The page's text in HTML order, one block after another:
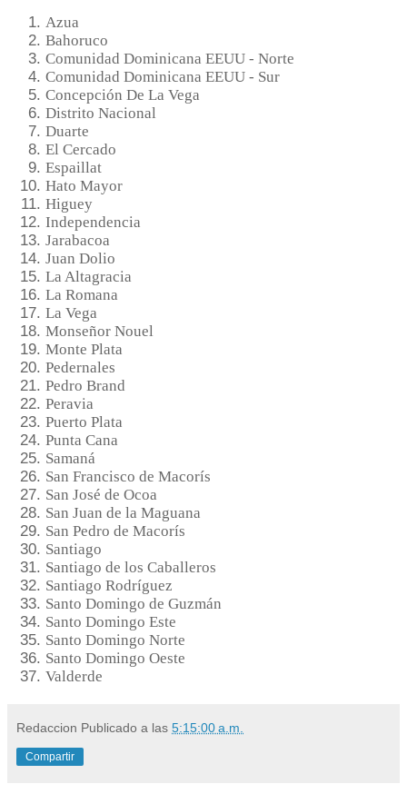
Azua
Bahoruco
Comunidad Dominicana EEUU - Norte
Comunidad Dominicana EEUU - Sur
Concepción De La Vega
Distrito Nacional
Duarte
El Cercado
Espaillat
Hato Mayor
Higuey
Independencia
Jarabacoa
Juan Dolio
La Altagracia
La Romana
La Vega
Monseñor Nouel
Monte Plata
Pedernales
Pedro Brand
Peravia
Puerto Plata
Punta Cana
Samaná
San Francisco de Macorís
San José de Ocoa
San Juan de la Maguana
San Pedro de Macorís
Santiago
Santiago de los Caballeros
Santiago Rodríguez
Santo Domingo de Guzmán
Santo Domingo Este
Santo Domingo Norte
Santo Domingo Oeste
Valderde
Redaccion Publicado a las 5:15:00 a.m.
Compartir